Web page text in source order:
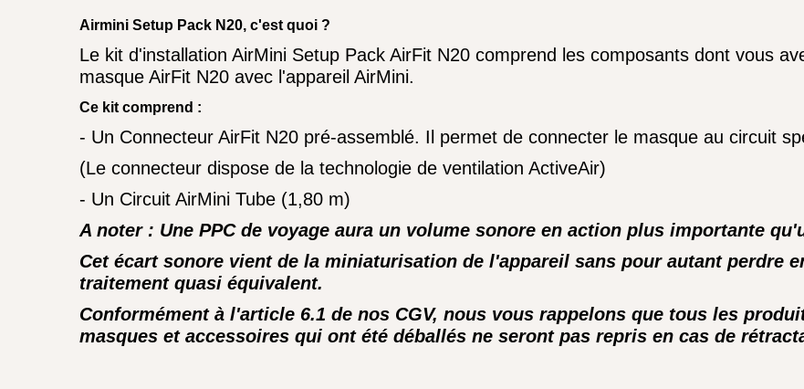
Airmini Setup Pack N20, c'est quoi ?
Le kit d'installation AirMini Setup Pack AirFit N20 comprend les composants dont vous
masque AirFit N20 avec l'appareil AirMini.
Ce kit comprend :
- Un Connecteur AirFit N20 pré-assemblé. Il permet de connecter le masque au circuit
(Le connecteur dispose de la technologie de ventilation ActiveAir)
- Un Circuit AirMini Tube (1,80 m)
A noter : Une PPC de voyage aura un volume sonore en action plus importante
Cet écart sonore vient de la miniaturisation de l'appareil sans pour autant perdre
traitement quasi équivalent.
Conformément à l'article 6.1 de nos CGV, nous vous rappelons que tous les
masques et accessoires qui ont été déballés ne seront pas repris en cas de